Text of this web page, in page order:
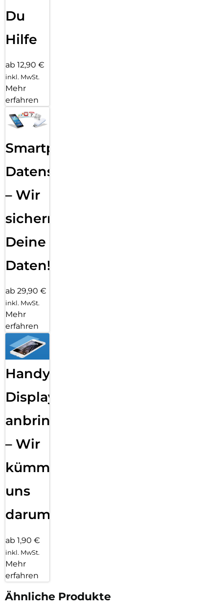
Du
Hilfe
ab 12,90 €
inkl. MwSt.
Mehr
erfahren
Smartphone
Datensicherung
– Wir
sichern
Deine
Daten!
ab 29,90 €
inkl. MwSt.
Mehr
erfahren
Handy
Displayfolie
anbringen
– Wir
kümmern
uns
darum!
ab 1,90 €
inkl. MwSt.
Mehr
erfahren
Ähnliche Produkte